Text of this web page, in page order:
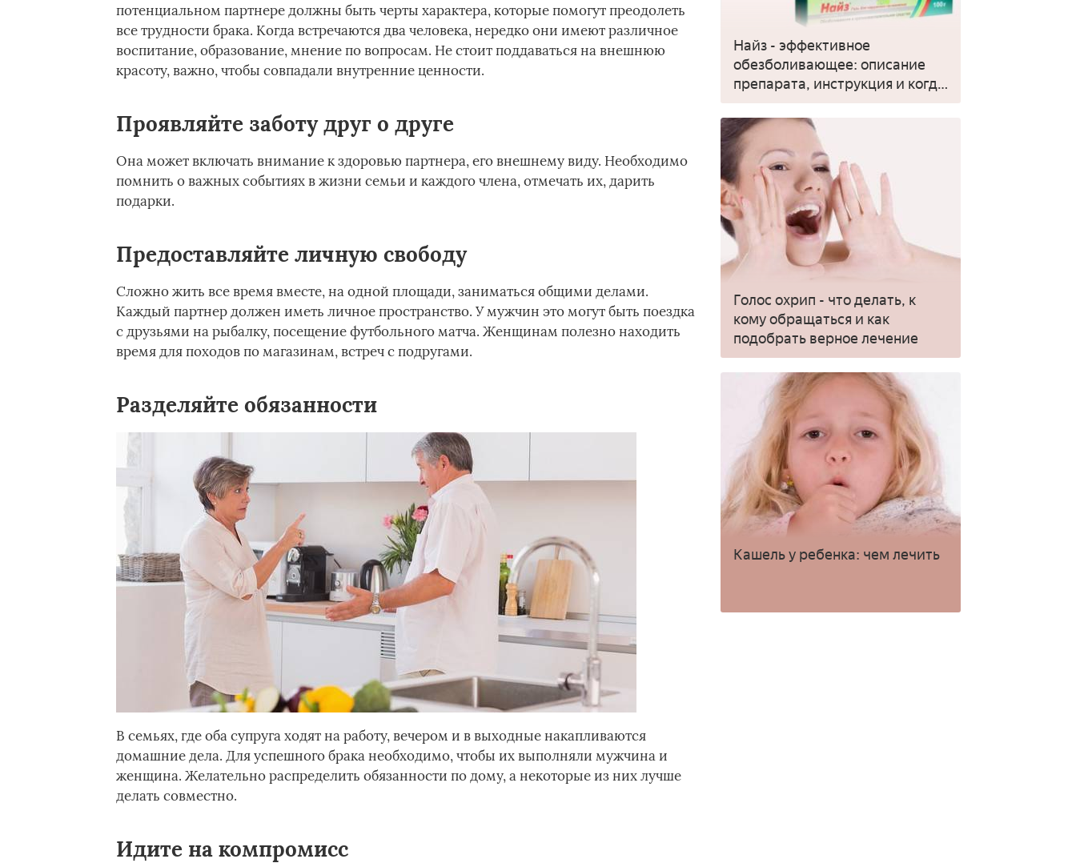
потенциальном партнере должны быть черты характера, которые помогут преодолеть
все трудности брака. Когда встречаются два человека, нередко они имеют различное
воспитание, образование, мнение по вопросам. Не стоит поддаваться на внешнюю
красоту, важно, чтобы совпадали внутренние ценности.
Проявляйте заботу друг о друге
Она может включать внимание к здоровью партнера, его внешнему виду. Необходимо
помнить о важных событиях в жизни семьи и каждого члена, отмечать их, дарить
подарки.
Предоставляйте личную свободу
Сложно жить все время вместе, на одной площади, заниматься общими делами.
Каждый партнер должен иметь личное пространство. У мужчин это могут быть поездка
с друзьями на рыбалку, посещение футбольного матча. Женщинам полезно находить
время для походов по магазинам, встреч с подругами.
Разделяйте обязанности
В семьях, где оба супруга ходят на работу, вечером и в выходные накапливаются
домашние дела. Для успешного брака необходимо, чтобы их выполняли мужчина и
женщина. Желательно распределить обязанности по дому, а некоторые из них лучше
делать совместно.
Идите на компромисс
Найз - эффективное
обезболивающее: описание
препарата, инструкция и когда
применять
Голос охрип - что делать, к
кому обращаться и как
подобрать верное лечение
Кашель у ребенка: чем лечить